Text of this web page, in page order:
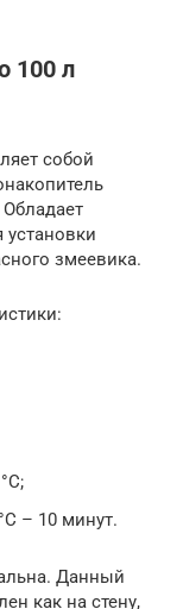
100 л
собой
змеевика.
– 10 минут.
Данный
как на стену,